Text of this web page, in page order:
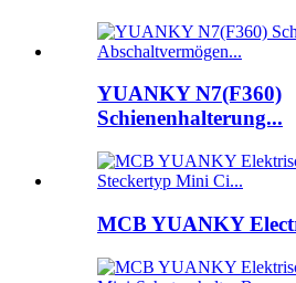
YUANKY N7(F360)
Schienenhalterung...
MCB YUANKY